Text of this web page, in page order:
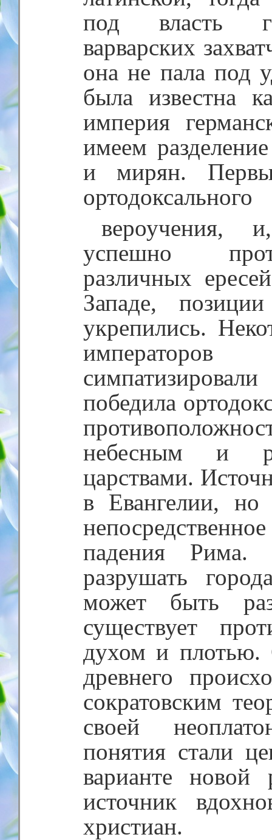
под власть
варварских
она не пала под
была известна
империя
имеем
и мирян.
ортодоксального
вероучения,
успешно
различных
Западе,
укрепились.
победила
небесным и
царствами.
в Евангелии, но
падения Рима.
разрушать
может быть
существует
духом и плотью.
древнего
сократовским
своей
понятия стали
варианте новой
источник
христиан.